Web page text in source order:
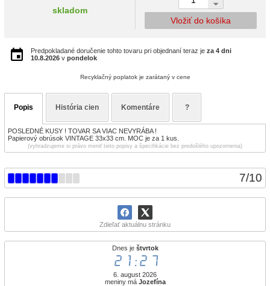
7/10
Zdieľať aktuálnu stránku
Dnes je štvrtok
21:28
6. august 2026
meniny má Jozefína
skladom
Vložiť do košíka
Predpokladané doručenie tohto tovaru pri objednaní teraz je za 4 dni
10.8.2026 v pondelok
Recyklačný poplatok je zarátaný v cene
Popis História cien Komentáre ?
POSLEDNÉ KUSY ! TOVAR SA VIAC NEVYRÁBA !
Papierový obrúsok VINTAGE 33x33 cm. MOC je za 1 kus.
(vyhradzujeme si právo meniť tieto popisy a špecifikácie bez predošlého upozornenia)